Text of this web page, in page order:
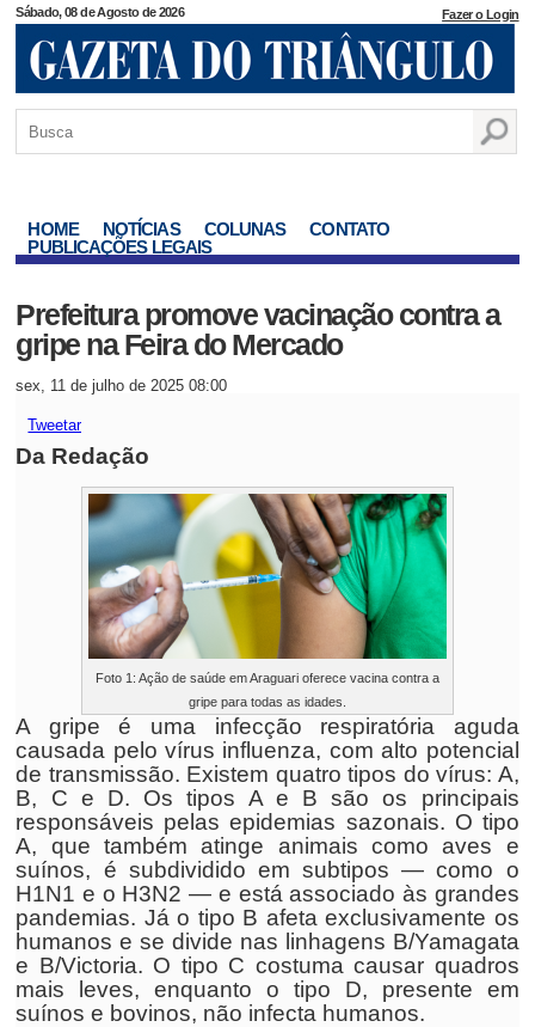
Sábado, 08 de Agosto de 2026 Fazer o Login
HOME NOTÍCIAS COLUNAS
CONTATO
PUBLICAÇÕES LEGAIS
Prefeitura promove vacinação contra a
gripe na Feira do Mercado
sex, 11 de julho de 2025 08:00
Tweetar
Da Redação
Foto 1: Ação de saúde em Araguari oferece vacina contra a
gripe para todas as idades.
A gripe é uma infecção respiratória aguda
causada pelo vírus influenza, com alto potencial
de transmissão. Existem quatro tipos do vírus: A,
B, C e D. Os tipos A e B são os principais
responsáveis pelas epidemias sazonais. O tipo
A, que também atinge animais como aves e
suínos, é subdividido em subtipos — como o
H1N1 e o H3N2 — e está associado às grandes
pandemias. Já o tipo B afeta exclusivamente os
humanos e se divide nas linhagens B/Yamagata
e B/Victoria. O tipo C costuma causar quadros
mais leves, enquanto o tipo D, presente em
suínos e bovinos, não infecta humanos.